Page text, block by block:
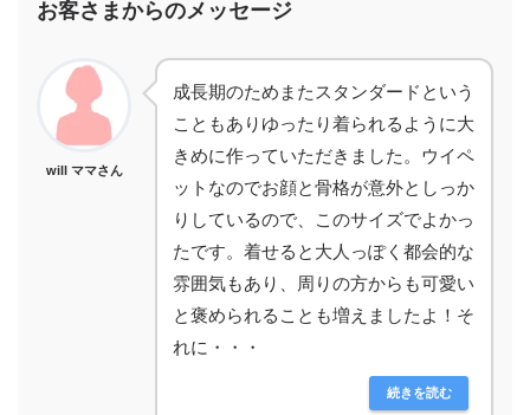
お客さまからのメッセージ
will ママさん
成長期のためまたスタンダードという
こともありゆったり着られるように大
きめに作っていただきました。ウイペ
ットなのでお顔と骨格が意外としっか
りしているので、このサイズでよかっ
たです。着せると大人っぽく都会的な
雰囲気もあり、周りの方からも可愛い
と褒められることも増えましたよ！そ
れに・・・
続きを読む